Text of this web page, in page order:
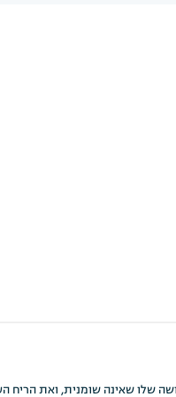
את התחושה שלו שאינה שומנית, ואת